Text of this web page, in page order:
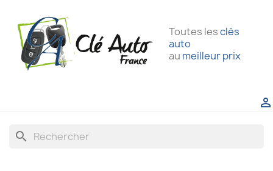
Toutes lesclés
auto
au meilleur prix

search